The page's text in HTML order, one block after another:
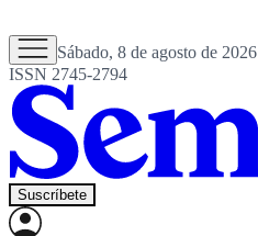
Sábado, 8 de agosto de 2026
ISSN 2745-2794
Suscríbete